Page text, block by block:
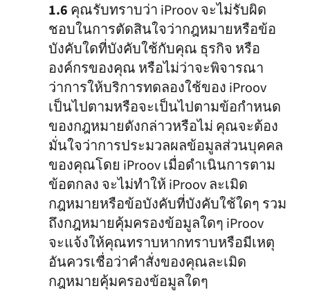
1.6 คุณรับทราบว่า iProov จะไม่รับผิด
ชอบในการตัดสินใจว่ากฎหมายหรือข้อ
บังคับใดที่บังคับใช้กับคุณ ธุรกิจ หรือ
องค์กรของคุณ หรือไม่ว่าจะพิจารณา
ว่าการให้บริการทดลองใช้ของ iProov
เป็นไปตามหรือจะเป็นไปตามข้อกำหนด
ของกฎหมายดังกล่าวหรือไม่ คุณจะต้อง
มั่นใจว่าการประมวลผลข้อมูลส่วนบุคคล
ของคุณโดย iProov เมื่อดำเนินการตาม
ข้อตกลง จะไม่ทำให้ iProov ละเมิด
กฎหมายหรือข้อบังคับที่บังคับใช้ใดๆ รวม
ถึงกฎหมายคุ้มครองข้อมูลใดๆ iProov
จะแจ้งให้คุณทราบหากทราบหรือมีเหตุ
อันควรเชื่อว่าคำสั่งของคุณละเมิด
กฎหมายคุ้มครองข้อมูลใดๆ